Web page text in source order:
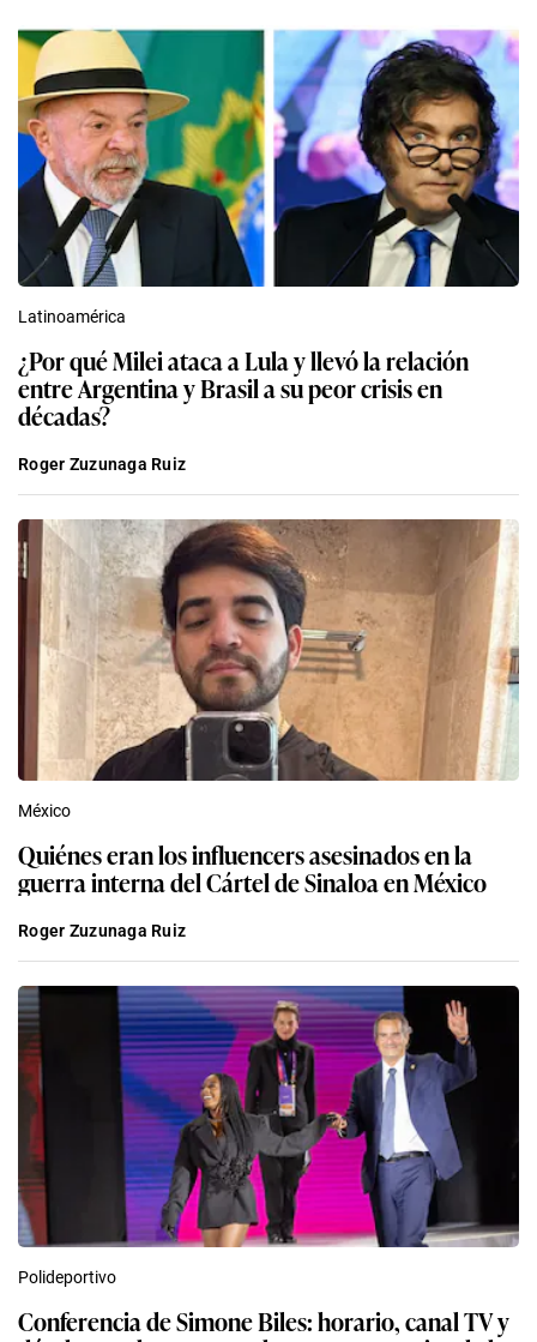
Latinoamérica
¿Por qué Milei ataca a Lula y llevó la relación
entre Argentina y Brasil a su peor crisis en
décadas?
Roger Zuzunaga Ruiz
México
Quiénes eran los influencers asesinados en la
guerra interna del Cártel de Sinaloa en México
Roger Zuzunaga Ruiz
Polideportivo
Conferencia de Simone Biles: horario, canal TV y